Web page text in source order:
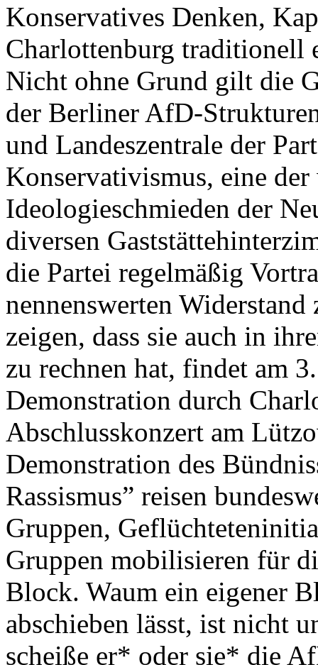
Konservatives Denken,
Charlottenburg traditionell
Nicht ohne Grund gilt die
der Berliner AfD-
und Landeszentrale der
Konservativismus, eine
Ideologieschmieden der
diversen
die Partei regelmäßig
nennenswerten
zeigen, dass sie auch in
zu rechnen hat, findet am
Demonstration durch
Abschlusskonzert am
Demonstration des
Rassismus” reisen
Gruppen,
Gruppen mobilisieren für
Block. Waum ein eigener
abschieben lässt, ist nicht
scheiße er* oder sie* die